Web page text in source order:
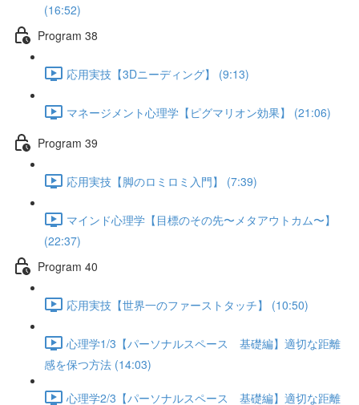
(16:52)
Program 38
応用実技【3Dニーディング】 (9:13)
マネージメント心理学【ピグマリオン効果】 (21:06)
Program 39
応用実技【脚のロミロミ入門】 (7:39)
マインド心理学【目標のその先〜メタアウトカム〜】
(22:37)
Program 40
応用実技【世界一のファーストタッチ】 (10:50)
心理学1/3【パーソナルスペース 基礎編】適切な距離
感を保つ方法 (14:03)
心理学2/3【パーソナルスペース 基礎編】適切な距離